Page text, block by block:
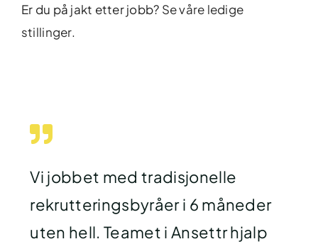
Er du på jakt etter jobb? Se våre ledige
stillinger.
Vi jobbet med tradisjonelle
rekrutteringsbyråer i 6 måneder
uten hell. Teamet i Ansettr hjalp